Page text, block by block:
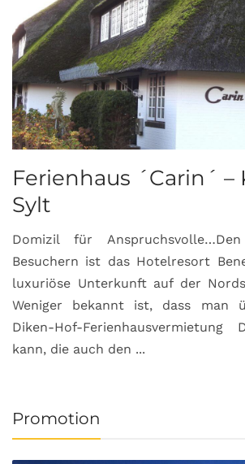
Ferienhaus ´Carin´
Sylt
Domizil für
Besuchern ist das Hotelresort
luxuriöse Unterkunft auf der
Weniger bekannt ist, dass man
Diken-Hof-Ferienhausvermietung
kann, die auch den ...
Promotion